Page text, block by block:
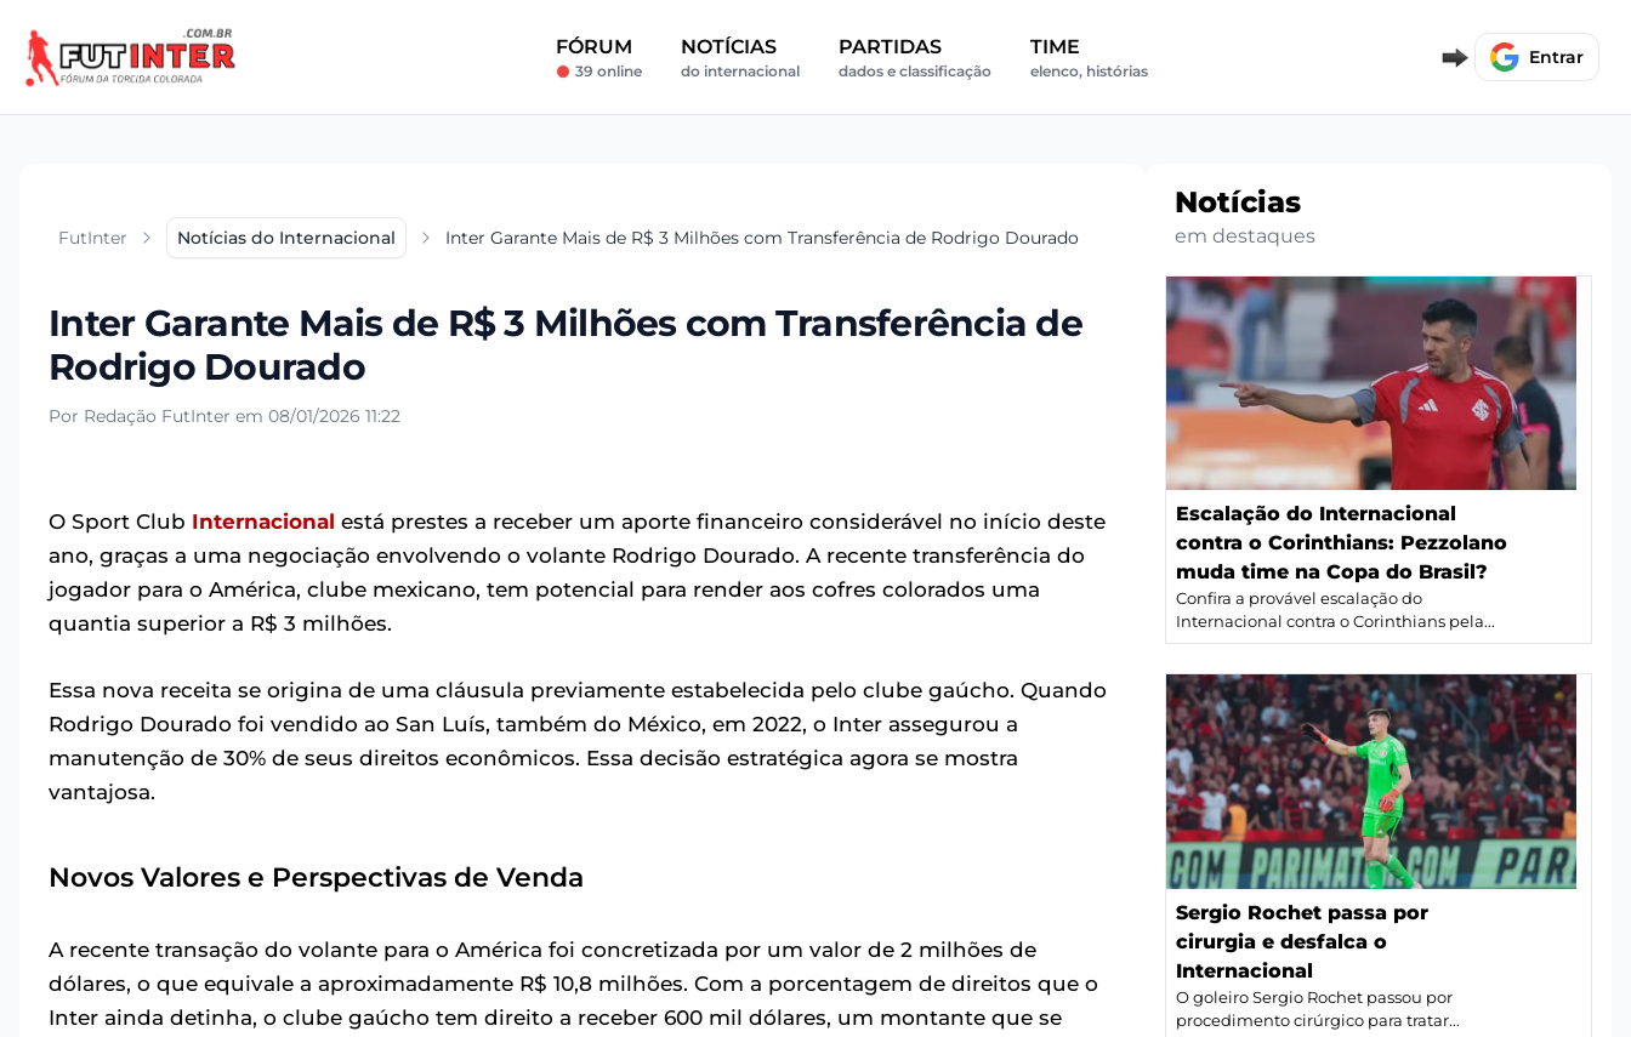
FÓRUM
39 online
NOTÍCIAS
do internacional
PARTIDAS
dados e classificação
TIME
elenco, histórias
Entrar
FutInter Notícias do Internacional Inter Garante Mais de R$ 3 Milhões com Transferência de Rodrigo Dourado
Inter Garante Mais de R$ 3 Milhões com Transferência de
Rodrigo Dourado
Por Redação FutInter em 08/01/2026 11:22
O Sport Club Internacional está prestes a receber um aporte financeiro considerável no início deste
ano, graças a uma negociação envolvendo o volante Rodrigo Dourado. A recente transferência do
jogador para o América, clube mexicano, tem potencial para render aos cofres colorados uma
quantia superior a R$ 3 milhões.
Essa nova receita se origina de uma cláusula previamente estabelecida pelo clube gaúcho. Quando
Rodrigo Dourado foi vendido ao San Luís, também do México, em 2022, o Inter assegurou a
manutenção de 30% de seus direitos econômicos. Essa decisão estratégica agora se mostra
vantajosa.
Novos Valores e Perspectivas de Venda
A recente transação do volante para o América foi concretizada por um valor de 2 milhões de
dólares, o que equivale a aproximadamente R$ 10,8 milhões. Com a porcentagem de direitos que o
Inter ainda detinha, o clube gaúcho tem direito a receber 600 mil dólares, um montante que se
Notícias
em destaques
Escalação do Internacional
contra o Corinthians: Pezzolano
muda time na Copa do Brasil?
Confira a provável escalação do
Internacional contra o Corinthians pela...
Sergio Rochet passa por
cirurgia e desfalca o
Internacional
O goleiro Sergio Rochet passou por
procedimento cirúrgico para tratar...